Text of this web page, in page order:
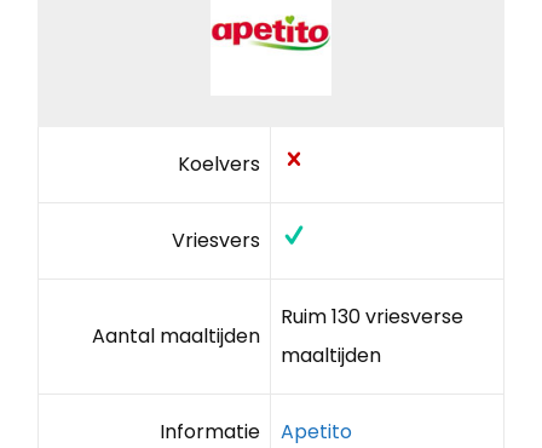
Koelvers
Vriesvers
Aantal maaltijden
Ruim 130 vriesverse
maaltijden
Informatie Apetito